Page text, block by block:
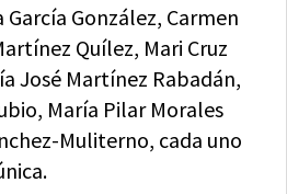
González, Carmen
Quílez, Mari Cruz
José Martínez Rabadán,
María Pilar Morales
Muliterno, cada uno